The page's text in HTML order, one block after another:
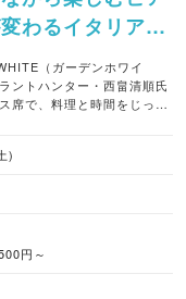
わるイタリアン
。 （ガーデンホワイ
ントハンター・西畠清順氏
席で、料理と時間をじっく
ルとスパイスが主役のカ
、季節に合わせてメニュ
登場。落ち着いた大人の空
りと、季節ごとに移ろう雰
ムチキングリル、パス
)
円～